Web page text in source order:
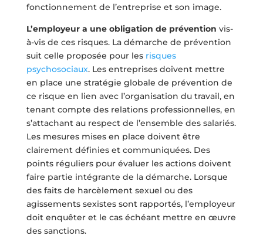
fonctionnement de l’entreprise et son image.
L’employeur a une obligation de prévention vis-
à-vis de ces risques. La démarche de prévention
suit celle proposée pour les risques
psychosociaux. Les entreprises doivent mettre
en place une stratégie globale de prévention de
ce risque en lien avec l’organisation du travail, en
tenant compte des relations professionnelles, en
s’attachant au respect de l’ensemble des salariés.
Les mesures mises en place doivent être
clairement définies et communiquées. Des
points réguliers pour évaluer les actions doivent
faire partie intégrante de la démarche. Lorsque
des faits de harcèlement sexuel ou des
agissements sexistes sont rapportés, l’employeur
doit enquêter et le cas échéant mettre en œuvre
des sanctions.